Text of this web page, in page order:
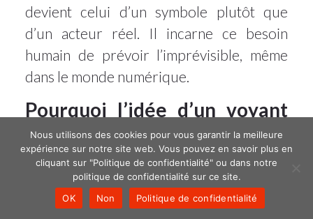
devient celui d’un symbole plutôt que
d’un acteur réel. Il incarne ce besoin
humain de prévoir l’imprévisible, même
dans le monde numérique.
Pourquoi l’idée d’un voyant
séduit certains utilisateurs ?
Ce n’est pas tant la véracité de la
prédiction qui compte, mais la démarche.
Dans un univers où lesplateformes
Nous utilisons des cookies pour vous garantir la meilleure
expérience sur notre site web. Vous pouvez en savoir plus en
cliquant sur "Politique de confidentialité" ou dans notre
politique de confidentialité sur ce site.
OK
Non Politique de confidentialité